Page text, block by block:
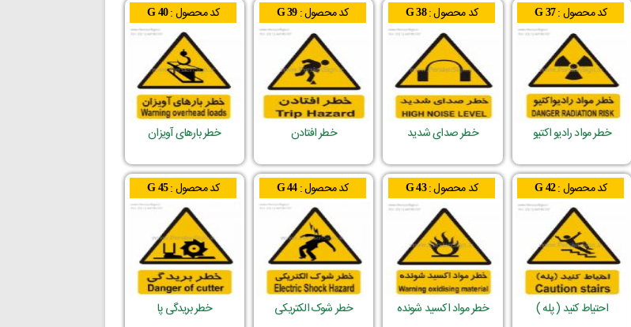
کد محصول :G 37
خطر مواد رادیو اکتیو
کد محصول :G 38
خطر صدای شدید
کد محصول :G 39
خطر افتادن
کد محصول :G 40
خطر بارهای آویزان
کد محصول :G 42
احتیاط کنید ( پله )
کد محصول :G 43
خطر مواد اکسید شونده
کد محصول :G 44
خطر شوک الکتریکی
کد محصول :G 45
خطر بریدگی پا